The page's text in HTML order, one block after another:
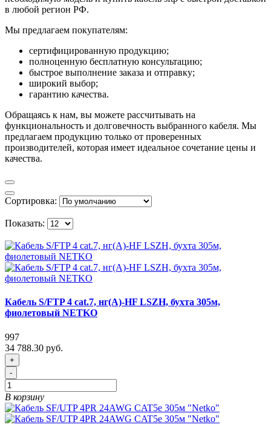
в любой регион РФ.
Мы предлагаем покупателям:
сертифицированную продукцию;
полноценную бесплатную консультацию;
быстрое выполнение заказа и отправку;
широкий выбор;
гарантию качества.
Обращаясь к нам, вы можете рассчитывать на
функциональность и долговечность выбранного кабеля. Мы
предлагаем продукцию только от проверенных
производителей, которая имеет идеальное сочетание цены и
качества.
Сортировка:
Показать:
Кабель S/FTP 4 cat.7, нг(А)-HF LSZH, бухта 305м,
фиолетовый NETKO
997
34 788.30 руб.
+
-
В корзину